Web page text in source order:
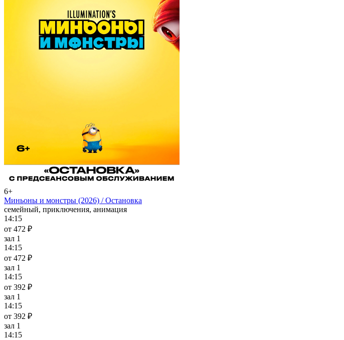
6+
Миньоны и монстры (2026) / Остановка
семейный, приключения, анимация
14:15
от 472 ₽
зал 1
14:15
от 472 ₽
зал 1
14:15
от 392 ₽
зал 1
14:15
от 392 ₽
зал 1
14:15